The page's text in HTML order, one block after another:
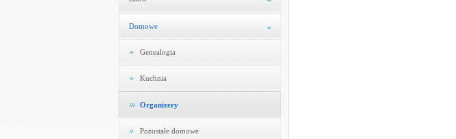
Domowe
Genealogia
Kuchnia
Organizery
Pozostałe domowe